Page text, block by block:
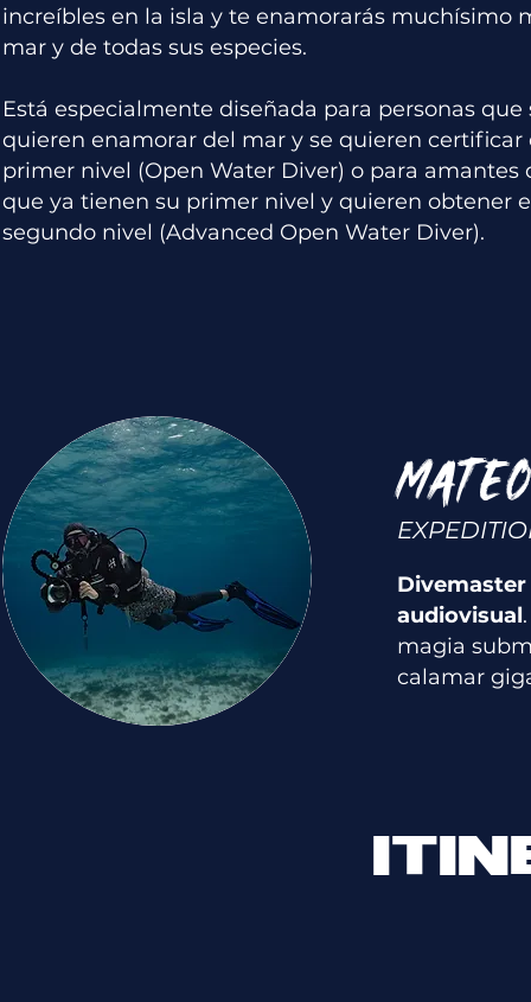
increíbles en la isla y te enamorarás muchísimo
mar y de todas sus especies.
Está especialmente diseñada para personas que
quieren enamorar del mar y se quieren certificar
primer nivel (Open Water Diver) o para amantes
que ya tienen su primer nivel y quieren obtener
segundo nivel (Advanced Open Water Diver).
Divemaster
audiovisual
magia
calamar